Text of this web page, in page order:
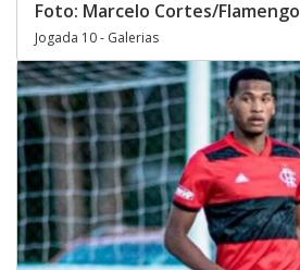
Foto: Marcelo Cortes/Flamengo
Jogada 10 - Galerias